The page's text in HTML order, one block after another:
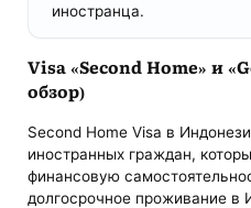
иностранца.
Visa «Second Home» и
обзор)
Second Home Visa в
иностранных граждан,
финансовую
долгосрочное проживание в